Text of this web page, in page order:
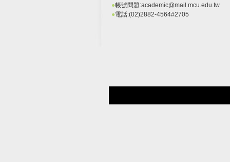
●帳號問題:academic@mail.mcu.edu.tw
●電話:(02)2882-4564#2705